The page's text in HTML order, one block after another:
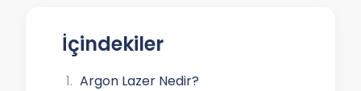
İçindekiler
Argon Lazer Nedir?